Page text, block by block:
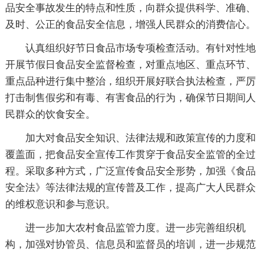
品安全事故发生的特点和性质，向群众提供科学、准确、
及时、公正的食品安全信息，增强人民群众的消费信心。
认真组织好节日食品市场专项检查活动。有针对性地
开展节假日食品安全监督检查，对重点地区、重点环节、
重点品种进行集中整治，组织开展好联合执法检查，严厉
打击制售假劣和有毒、有害食品的行为，确保节日期间人
民群众的饮食安全。
加大对食品安全知识、法律法规和政策宣传的力度和
覆盖面，把食品安全宣传工作贯穿于食品安全监管的全过
程。采取多种方式，广泛宣传食品安全形势，加强《食品
安全法》等法律法规的宣传普及工作，提高广大人民群众
的维权意识和参与意识。
进一步加大农村食品监管力度。进一步完善组织机
构，加强对协管员、信息员和监督员的培训，进一步规范